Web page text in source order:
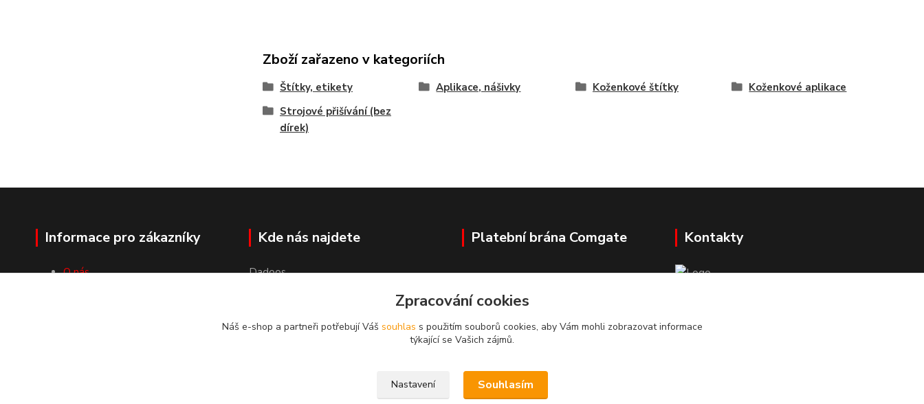
Zboží zařazeno v kategoriích
Štítky, etikety Aplikace, nášivky Koženkové štítky
Koženkové aplikace
Strojové přišívání (bez
dírek)
Informace pro zákazníky
O nás
Kde nás najdete
Dadoos
Platební brána Comgate Kontakty
info@dadoos.cz
Zpracování cookies
Náš e-shop a partneři potřebují Váš souhlas s použitím souborů cookies, aby Vám mohli zobrazovat informace
týkající se Vašich zájmů.
Nastavení Souhlasím